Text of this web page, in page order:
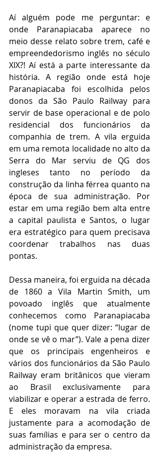
Aí alguém pode me perguntar: e
onde Paranapiacaba aparece no
meio desse relato sobre trem, café e
empreendedorismo inglês no século
XIX?! Aí está a parte interessante da
história. A região onde está hoje
Paranapiacaba foi escolhida pelos
donos da São Paulo Railway para
servir de base operacional e de polo
residencial dos funcionários da
companhia de trem. A vila erguida
em uma remota localidade no alto da
Serra do Mar serviu de QG dos
ingleses tanto no período da
construção da linha férrea quanto na
época de sua administração. Por
estar em uma região bem alta entre
a capital paulista e Santos, o lugar
era estratégico para quem precisava
coordenar trabalhos nas duas
pontas.
Dessa maneira, foi erguida na década
de 1860 a Vila Martin Smith, um
povoado inglês que atualmente
conhecemos como Paranapiacaba
(nome tupi que quer dizer: “lugar de
onde se vê o mar”). Vale a pena dizer
que os principais engenheiros e
vários dos funcionários da São Paulo
Railway eram britânicos que vieram
ao Brasil exclusivamente para
viabilizar e operar a estrada de ferro.
E eles moravam na vila criada
justamente para a acomodação de
suas famílias e para ser o centro da
administração da empresa.